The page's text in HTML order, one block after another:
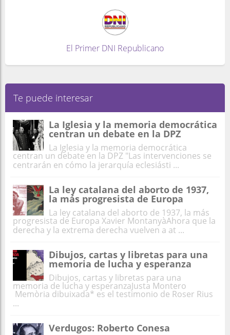
El Primer DNI Republicano
Te puede interesar
La Iglesia y la memoria democrática
centran un debate en la DPZ
La Iglesia y la memoria democrática
centran un debate en la DPZ "Las intervenciones se
centrarán en cómo la jerarquía eclesiásti ...
La ley catalana del aborto de 1937,
la más progresista de Europa
La ley catalana del aborto de 1937, la más
progresista de Europa Xavier MontanyàAhora que la
derecha y la extrema derecha vuelven a at ...
Dibujos, cartas y libretas para una
memoria de lucha y esperanza
Dibujos, cartas y libretas para una
memoria de lucha y esperanzaJusta Montero
Memòria dibuixada* es el testimonio de Roser Rius
...
Verdugos: Roberto Conesa